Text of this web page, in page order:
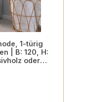
1-türig
| B: 120, H:
oder